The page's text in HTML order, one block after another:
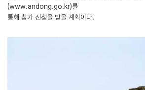
(www.andong.go.kr)를
통해 참가 신청을 받을 계획이다.